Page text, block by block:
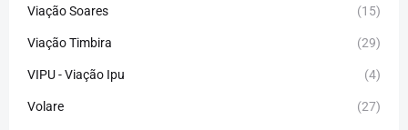
Viação Soares (15)
Viação Timbira (29)
VIPU - Viação Ipu (4)
Volare (27)